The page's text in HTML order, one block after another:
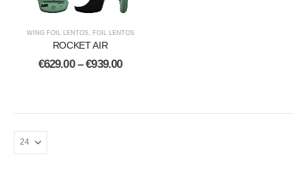
WING FOIL LENTOS, FOIL LENTOS
ROCKET AIR
€629.00 – €939.00